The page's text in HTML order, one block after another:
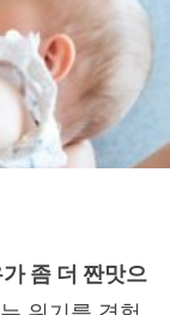
좀 더 짠맛으